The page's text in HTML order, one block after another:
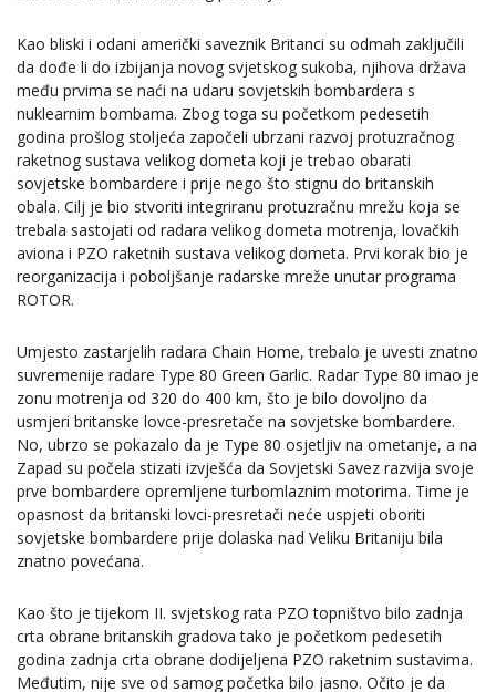
Kao bliski i odani američki saveznik Britanci su odmah zaključili
da dođe li do izbijanja novog svjetskog sukoba, njihova država
među prvima se naći na udaru sovjetskih bombardera s
nuklearnim bombama. Zbog toga su početkom pedesetih
godina prošlog stoljeća započeli ubrzani razvoj protuzračnog
raketnog sustava velikog dometa koji je trebao obarati
sovjetske bombardere i prije nego što stignu do britanskih
obala. Cilj je bio stvoriti integriranu protuzračnu mrežu koja se
trebala sastojati od radara velikog dometa motrenja, lovačkih
aviona i PZO raketnih sustava velikog dometa. Prvi korak bio je
reorganizacija i poboljšanje radarske mreže unutar programa
ROTOR.
Umjesto zastarjelih radara Chain Home, trebalo je uvesti znatno
suvremenije radare Type 80 Green Garlic. Radar Type 80 imao je
zonu motrenja od 320 do 400 km, što je bilo dovoljno da
usmjeri britanske lovce-presretače na sovjetske bombardere.
No, ubrzo se pokazalo da je Type 80 osjetljiv na ometanje, a na
Zapad su počela stizati izvješća da Sovjetski Savez razvija svoje
prve bombardere opremljene turbomlaznim motorima. Time je
opasnost da britanski lovci-presretači neće uspjeti oboriti
sovjetske bombardere prije dolaska nad Veliku Britaniju bila
znatno povećana.
Kao što je tijekom II. svjetskog rata PZO topništvo bilo zadnja
crta obrane britanskih gradova tako je početkom pedesetih
godina zadnja crta obrane dodijeljena PZO raketnim sustavima.
Međutim, nije sve od samog početka bilo jasno. Očito je da